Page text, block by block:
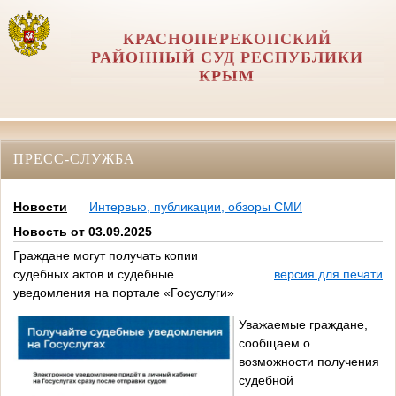
КРАСНОПЕРЕКОПСКИЙ
РАЙОННЫЙ СУД РЕСПУБЛИКИ
КРЫМ
ПРЕСС-СЛУЖБА
Новости
Интервью, публикации, обзоры СМИ
Новость от 03.09.2025
Граждане могут получать копии
судебных актов и судебные
уведомления на портале «Госуслуги»
версия для печати
Уважаемые граждане,
сообщаем о
возможности получения
судебной